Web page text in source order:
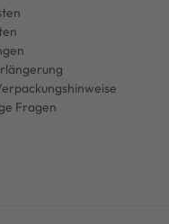
Fragen